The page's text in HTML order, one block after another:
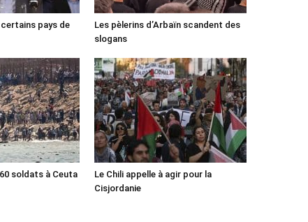
pays de
Les pèlerins d’Arbaïn scandent des
slogans
60 soldats à Ceuta
Le Chili appelle à agir pour la
Cisjordanie